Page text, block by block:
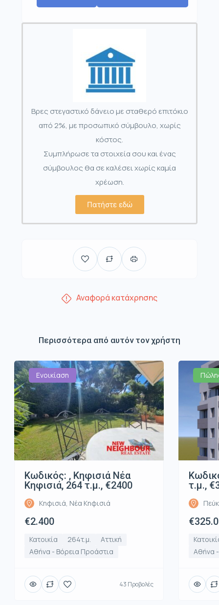
Βρες στεγαστικό δάνειο με σταθερό επιτόκιο
από 2%, με προσωπικό σύμβουλο, χωρίς
κόστος.
Συμπλήρωσε τα στοιχεία σου και ένας
σύμβουλος θα σε καλέσει χωρίς καμία
χρέωση.
Πατήστε εδώ
Αναφορά κατάχρησης
Περισσότερα από αυτόν τον χρήστη
Ενοικίαση
Κωδικός: , Κηφισιά Νέα
Κηφισιά, 264 τ.μ., €2400
Κηφισιά, Νέα Κηφισιά
€2.400
Κατοικία 264τ.μ.
Αττική
Αθήνα - Βόρεια Προάστια
43 Προβολές
τ.μ.,
Αθήνα